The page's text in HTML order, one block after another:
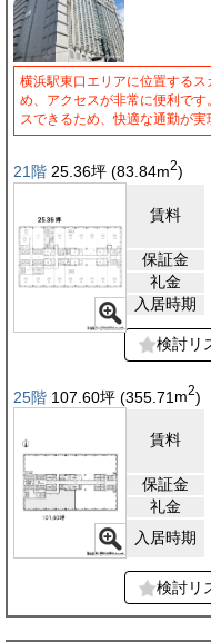
横浜駅東口エリアに位置する
め、アクセスが非常に便利で
スできるため、快適な通勤が
21階 25.36坪 (83.84m2)
賃料
保証金
礼金
入居時期
検討リ
25階 107.60坪 (355.71 m2)
賃料
保証金
礼金
入居時期
検討リ